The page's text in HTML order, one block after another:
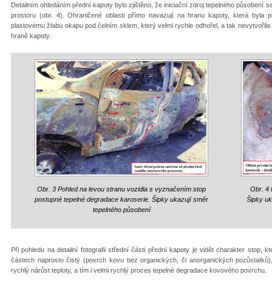
Detailním ohledáním přední kapoty bylo zjištěno, že iniciační zdroj tepelného působení
prostoru (obr. 4). Ohraničené oblasti přímo navazují na hranu kapoty, která byla
plastovému žlabu okapu pod čelním sklem, který velmi rychle odhořel, a tak
hraně kapoty.
Obr. 3 Pohled na levou stranu vozidla s vyznačením stop
postupné tepelné degradace karoserie. Šipky ukazují směr
tepelného působení
Obr. 4
Šipky
Při pohledu na detailní fotografii střední části přední kapoty je vidět charakter stop,
částech naprosto čistý (povrch kovu bez organických, či anorganických
rychlý nárůst teploty, a tím i velmi rychlý proces tepelné degradace kovového povrchu.